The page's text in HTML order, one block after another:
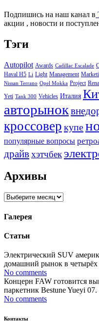
Подпишись на наш канал в
акции , новости и
Тэги
Autopilot Awards Cadillac Escalade
Haval H5 Li Light Management
Nissan Terrano Opel Mokka Project
Yeti Tank 300 Vehicles Италия
авторынок
кроссовер купе
популярные вопросы
драйвхэтчбек
Архивы
Архивы
Галерея
Статьи
Электрический SUV
домашний рынок в четырёх
No comments
Концерн FAW готовится
паркетник Bestune Yueyi
No comments
Контакты